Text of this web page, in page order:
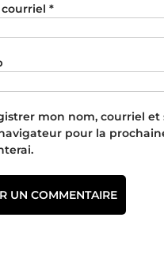
*
mon nom, courriel et
pour la